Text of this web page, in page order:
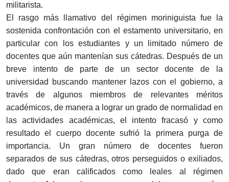
militarista.
El rasgo más llamativo del régimen moriniguista fue la
sostenida confrontación con el estamento universitario, en
particular con los estudiantes y un limitado número de
docentes que aún mantenían sus cátedras. Después de un
breve intento de parte de un sector docente de la
universidad buscando mantener lazos con el gobierno, a
través de algunos miembros de relevantes méritos
académicos, de manera a lograr un grado de normalidad en
las actividades académicas, el intento fracasó y como
resultado el cuerpo docente sufrió la primera purga de
importancia. Un gran número de docentes fueron
separados de sus cátedras, otros perseguidos o exiliados,
dado que eran calificados como leales al régimen